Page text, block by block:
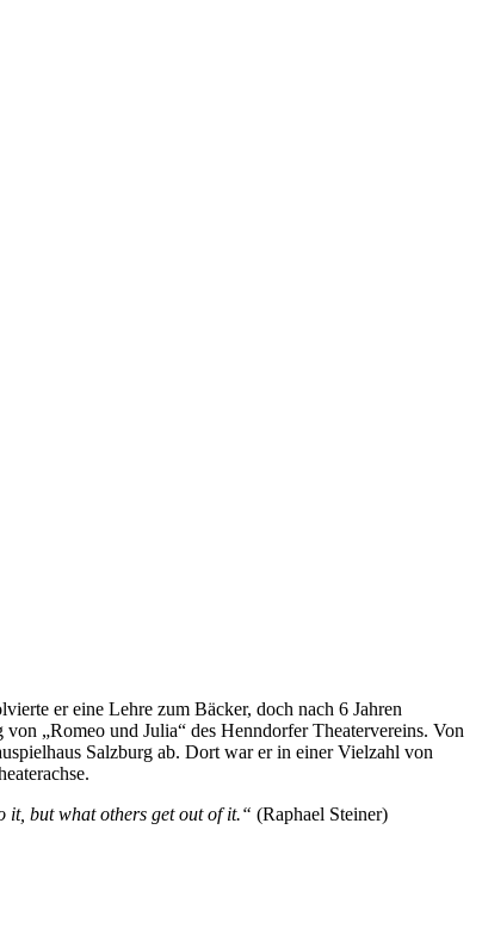
er eine Lehre zum Bäcker, doch nach 6 Jahren
„Romeo und Julia“ des Henndorfer Theatervereins. Von
Salzburg ab. Dort war er in einer Vielzahl von
it, but what others get out of it.“ (Raphael Steiner)